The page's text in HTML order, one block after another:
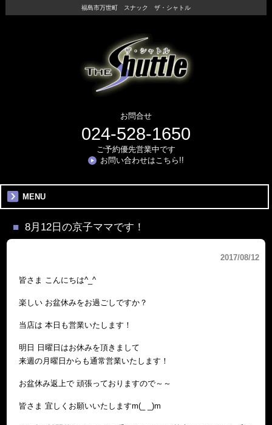
福島市万世町 スナック ザ・シャトル
お問合せ
024-528-1650
ご予約優先営業中です
お問い合わせはこちら!!
MENU
8月12日の京子ママです！
2017/08/12
皆さま こんにちは^_^
楽しい お盆休みをお過ごしですか？
当店は 本日も営業いたします！
明日 日曜日はお休みを頂きまして
来週の月曜日からも通常営業いたします！
お盆休み返上で 頑張っておりますので～～
皆さま 宜しくお願いいたしますm(_ _)m